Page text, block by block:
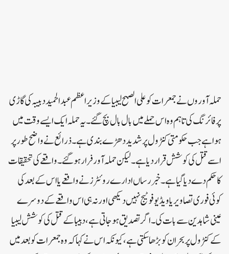
حملہ آوروں نے جمعرات کو علی الصبح لیبیا کے وزیر اعظم عبدالحمید دبیبہ کی گاڑی
پر فائرنگ کی تاہم وہ اس حملے میں بال بال بچ گئے۔ یہ حملہ ایک ایسے وقت میں
ہوا ہے جب حکومتی کنٹرول پر شدید دھڑے بندی ہے۔ ذرائع نے واضح طور پر
اسے قتل کی کوشش قرار دیا ہے۔ لیکن حملہ آور فرار ہو گئے۔ واقعے کی تحقیقات
کا حکم دے دیا گیا ہے۔ خبر رساں ادارے روئٹرز نے واقعے یا اس کے بعد کی
کوئی فوری تصاویر یا ویڈیو فوٹیج نہیں دیکھی اور نہ ہی اس واقعے کے دوسرے
عینی شاہدین سے بات کی۔ اگر تصدیق ہو جاتی ہے، دبیبا کے قتل کی کوشش لیبیا
کے کنٹرول پر بحران کو بڑھا سکتی ہے، کیونکہ اس نے کہا کہ وہ جمعرات کو بعد میں